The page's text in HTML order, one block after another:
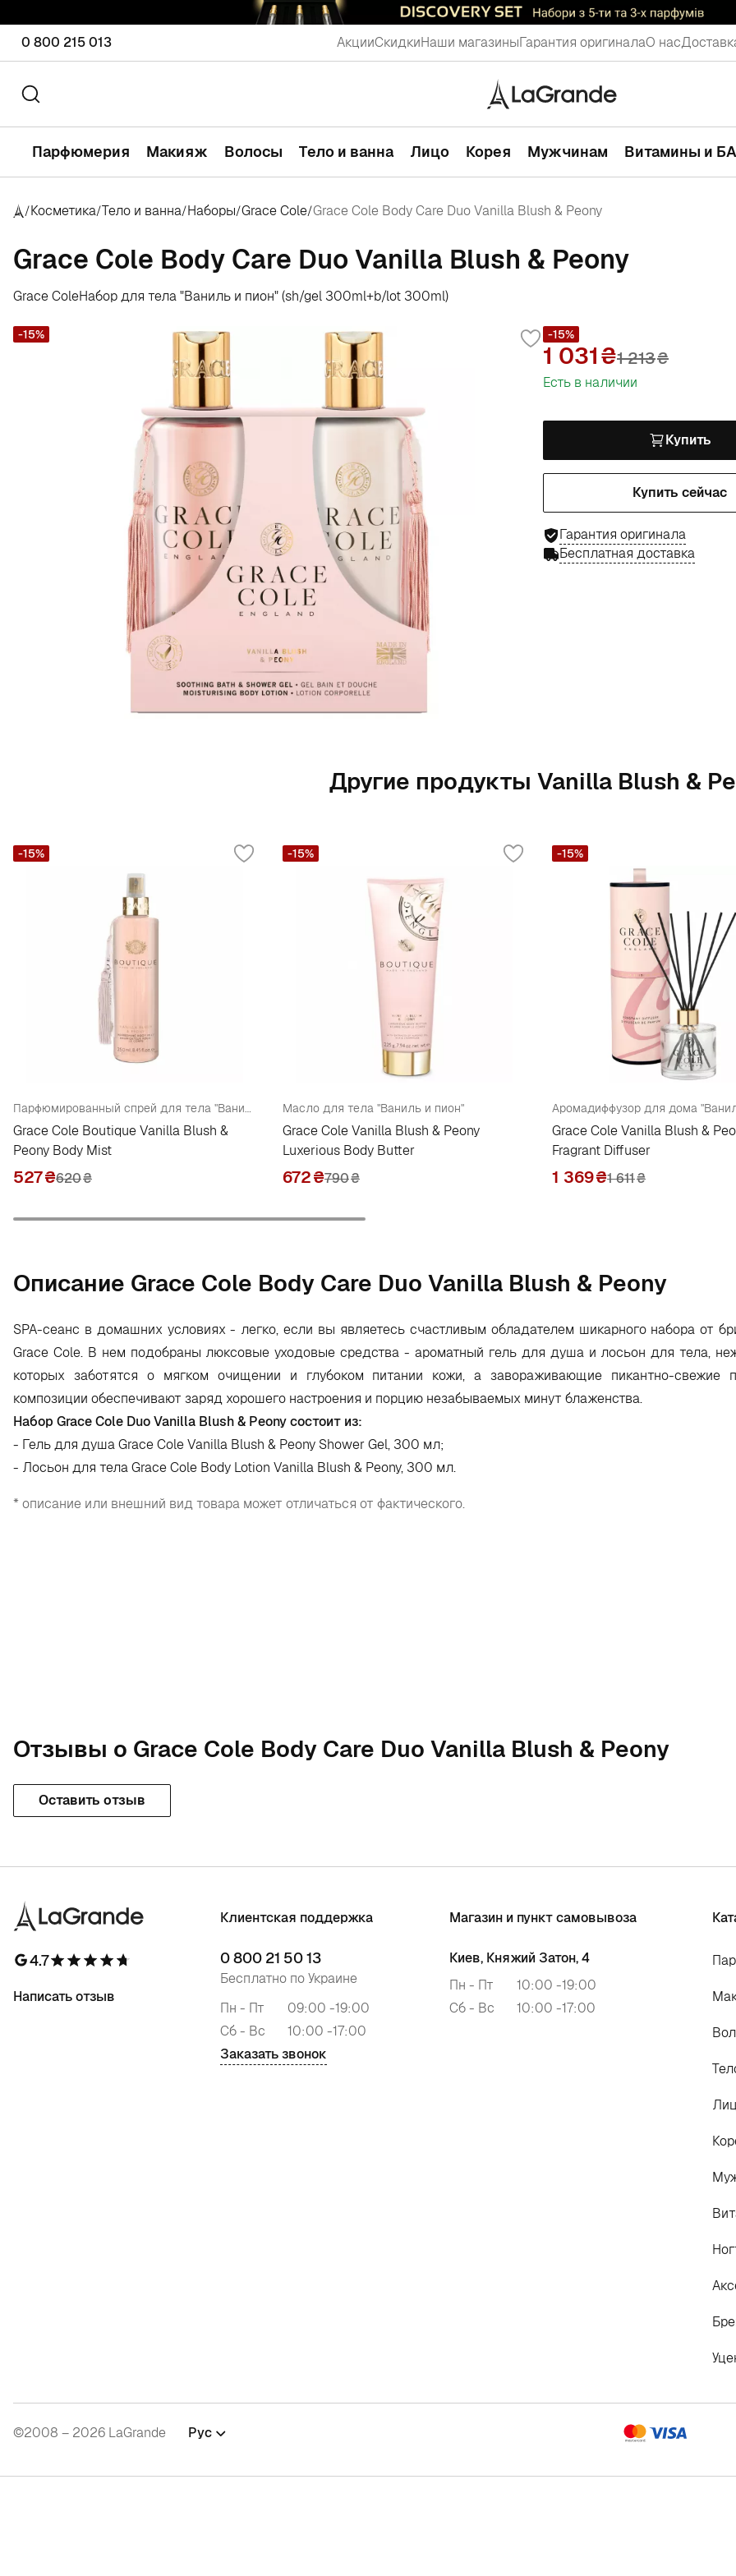
0 800 215 013 АкцииСкидкиНаши магазиныГарантия оригиналаО нас
Парфюмерия Макияж Волосы Тело и ванна Лицо Корея Мужчинам Витамины и
/Косметика/Тело и ванна/Наборы/Grace Cole/Grace Cole Body Care Duo Vanilla Blush & Peony
Grace Cole Body Care Duo Vanilla Blush & Peony
Grace ColeНабор для тела "Ваниль и пион" (sh/gel 300ml+b/lot 300ml)
-15% -15%
1 031 1 213₴
Есть в наличии
Купить
Купить сейчас
Гарантия оригинала
Бесплатная доставка
Другие продукты Vanilla Blush &
Парфюмированный спрей для тела "Ваниль и пион"
Grace Cole Boutique Vanilla Blush &
Peony Body Mist
527₴620₴
-15%
Масло для тела "Ваниль и пион"
Grace Cole Vanilla Blush & Peony
Luxerious Body Butter
672₴790₴
-15%
Аромадиффузор для дома
Grace Cole Vanilla Blush &
Fragrant Diffuser
1 369₴1 611₴
-15%
Oписание Grace Cole Body Care Duo Vanilla Blush & Peony
SPA-сеанс в домашних условиях - легко, если вы являетесь счастливым обладателем шикарного набора от
Grace Cole. В нем подобраны люксовые уходовые средства - ароматный гель для душа и лосьон для тела,
которых заботятся о мягком очищении и глубоком питании кожи, а завораживающие пикантно-свежие
композиции обеспечивают заряд хорошего настроения и порцию незабываемых минут блаженства.
Набор Grace Cole Duo Vanilla Blush & Peony состоит из:
- Гель для душа Grace Cole Vanilla Blush & Peony Shower Gel, 300 мл;
- Лосьон для тела Grace Cole Body Lotion Vanilla Blush & Peony, 300 мл.
* описание или внешний вид товара может отличаться от фактического.
Отзывы о Grace Cole Body Care Duo Vanilla Blush & Peony
Оставить отзыв
4.7
Написать отзыв
Клиентская поддержка
0 800 21 50 13
Бесплатно по Украине
Пн - Пт
09:00 -19:00
Сб - Вс
10:00 -17:00
Заказать звонок
Магазин и пункт самовывоза
Киев, Княжий Затон, 4
Пн - Пт
10:00 -19:00
Сб - Вс
10:00 -17:00
©2008 – 2026 LaGrande Рус